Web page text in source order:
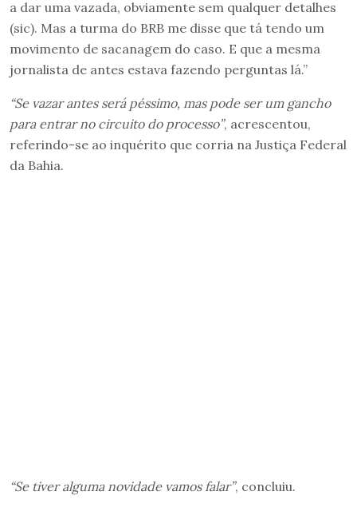
a dar uma vazada, obviamente sem qualquer detalhes
(sic). Mas a turma do BRB me disse que tá tendo um
movimento de sacanagem do caso. E que a mesma
jornalista de antes estava fazendo perguntas lá.”
“Se vazar antes será péssimo, mas pode ser um gancho
para entrar no circuito do processo”, acrescentou,
referindo-se ao inquérito que corria na Justiça Federal
da Bahia.
“Se tiver alguma novidade vamos falar”, concluiu.